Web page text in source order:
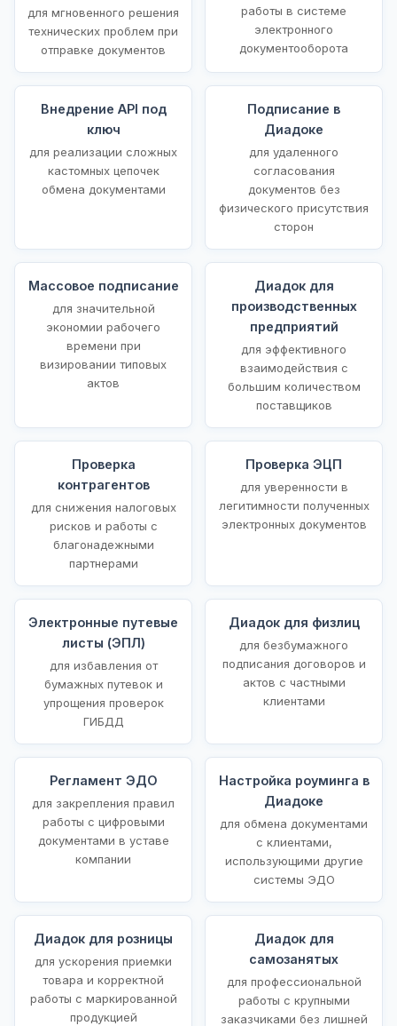
для мгновенного решения
технических проблем при
отправке документов
работы в системе
электронного
документооборота
Внедрение API под
ключ
для реализации сложных
кастомных цепочек
обмена документами
Подписание в
Диадоке
для удаленного
согласования
документов без
физического присутствия
сторон
Массовое подписание
для значительной
экономии рабочего
времени при
визировании типовых
актов
Диадок для
производственных
предприятий
для эффективного
взаимодействия с
большим количеством
поставщиков
Проверка
контрагентов
для снижения налоговых
рисков и работы с
благонадежными
партнерами
Проверка ЭЦП
для уверенности в
легитимности полученных
электронных документов
Электронные путевые
листы (ЭПЛ)
для избавления от
бумажных путевок и
упрощения проверок
ГИБДД
Диадок для физлиц
для безбумажного
подписания договоров и
актов с частными
клиентами
Регламент ЭДО
для закрепления правил
работы с цифровыми
документами в уставе
компании
Настройка роуминга в
Диадоке
для обмена документами
с клиентами,
использующими другие
системы ЭДО
Диадок для розницы
для ускорения приемки
товара и корректной
работы с маркированной
продукцией
Диадок для
самозанятых
для профессиональной
работы с крупными
заказчиками без лишней